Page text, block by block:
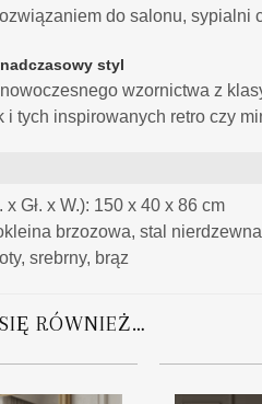
do salonu, sypialni
styl
wzornictwa z
i tych inspirowanych retro czy
Gł. x W.): 150 x 40 x 86 cm
brzozowa, stal nierdzewna
srebrny, brąz
RÓWNIEŻ…